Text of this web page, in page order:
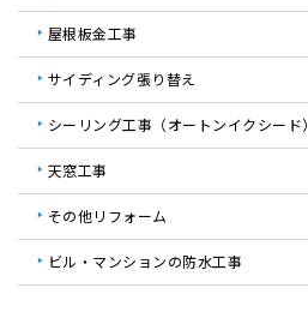
屋根板金工事
サイディング張り替え
シーリング工事（オートンイクシード）
天窓工事
その他リフォーム
ビル・マンションの防水工事